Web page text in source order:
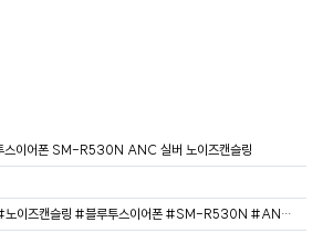
스이어폰 SM-R530N ANC 실버 노이즈캔슬링
#갤럭시버즈3 #무선이어폰 #노이즈캔슬링 #블루투스이어폰 #SM-R530N #ANC이어폰 #삼성이어폰 #실버이어폰